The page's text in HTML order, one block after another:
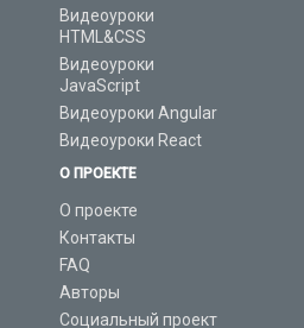
Видеоуроки
HTML&CSS
Видеоуроки
JavaScript
Видеоуроки Angular
Видеоуроки React
О ПРОЕКТЕ
О проекте
Контакты
FAQ
Авторы
Социальный проект